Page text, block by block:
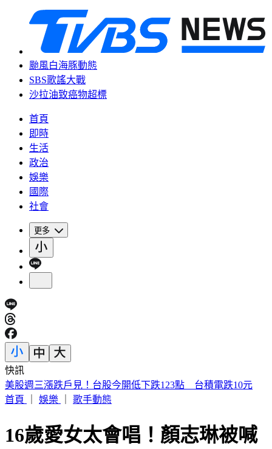
颱風白海豚動態
SBS歌謠大戰
沙拉油致癌物超標
首頁
即時
生活
政治
娛樂
國際
社會
更多
快訊
台南關廟深夜惡火！汽車零件、食品廠狂燒 橘紅烈焰駭人
首頁
娛樂 歌手動態
16歲愛女太會唱！顏志琳被喊